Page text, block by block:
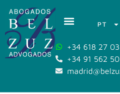
PT
+34 618 27
+34 91 562